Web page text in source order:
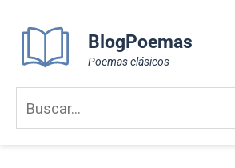
content
BlogPoemas
Poemas clásicos